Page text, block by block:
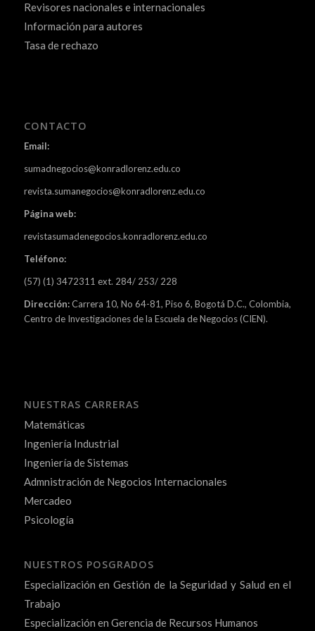
Revisores nacionales e internacionales
Información para autores
Tasa de rechazo
CONTACTO
Email:
sumadnegocios@konradlorenz.edu.co
revista.sumanegocios@konradlorenz.edu.co
Página web:
revistasumadenegocios.konradlorenz.edu.co
Teléfono:
(57) (1) 3472311 ext. 284/ 253/ 228
Dirección:Carrera 10, No 64-81, Piso 6, Bogotá D.C., Colombia,
Centro de Investigaciones de la Escuela de Negocios (CIEN).
NUESTRAS CARRERAS
Matemáticas
Ingeniería Industrial
Ingeniería de Sistemas
Admnistración de Negocios Internacionales
Mercadeo
Psicología
NUESTROS POSGRADOS
Especialización en Gestión de la Seguridad y Salud en el
Trabajo
Especialización en Gerencia de Recursos Humanos